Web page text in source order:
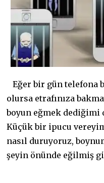
Eğer bir gün telefona
olursa etrafınıza
boyun eğmek
Küçük bir ipucu
nasıl duruyoruz,
şeyin önünde eğilmiş